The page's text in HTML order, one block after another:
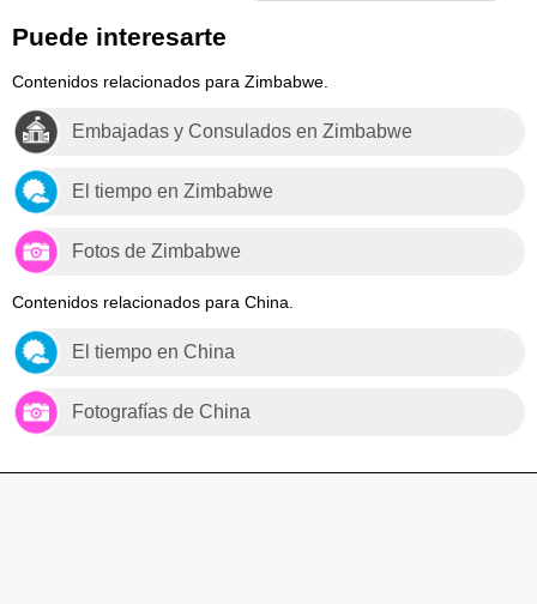
Puede interesarte
Contenidos relacionados para Zimbabwe.
Embajadas y Consulados en Zimbabwe
El tiempo en Zimbabwe
Fotos de Zimbabwe
Contenidos relacionados para China.
El tiempo en China
Fotografías de China